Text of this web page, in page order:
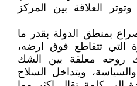
العلاقة بين المركز
بمنطق الدولة بقدر ما
التي تتقاطع فوق ارضه،
روحه معلقة بين الشك
والسياسة، ويتداخل السلاح